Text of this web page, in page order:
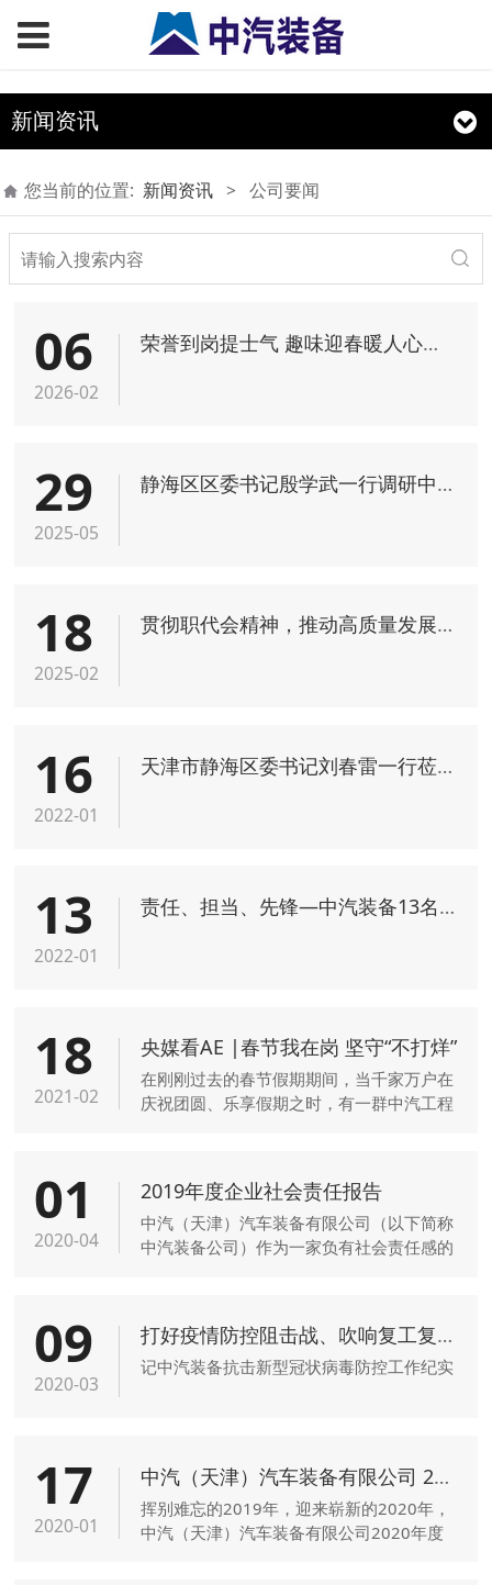
新闻资讯
您当前的位置: 新闻资讯 > 公司要闻
06
2026-02
荣誉到岗提士气 趣味迎春暖人心——中汽装备开展先进流动表彰及迎春互动活动
29
2025-05
静海区区委书记殷学武一行调研中汽装备
18
2025-02
贯彻职代会精神，推动高质量发展—中汽装备学习2025年职代会精神
16
2022-01
天津市静海区委书记刘春雷一行莅临中汽工程静海基地视察调研
13
2022-01
责任、担当、先锋—中汽装备13名党干志愿“大筛”一线
18
2021-02
央媒看AE |春节我在岗 坚守“不打烊”
在刚刚过去的春节假期期间，当千家万户在
庆祝团圆、乐享假期之时，有一群中汽工程
报道，以奋斗迎接新年，以坚守演绎出最美
的“敬业福”。
01
2020-04
2019年度企业社会责任报告
中汽（天津）汽车装备有限公司（以下简称
中汽装备公司）作为一家负有社会责任感的
企业与社会的和谐与可持续发展。
09
2020-03
打好疫情防控阻击战、吹响复工复产集结号
记中汽装备抗击新型冠状病毒防控工作纪实
17
2020-01
中汽（天津）汽车装备有限公司 2020年度企业年会（暨2019年度总结与表彰大会）圆满落幕
挥别难忘的2019年，迎来崭新的2020年，
中汽（天津）汽车装备有限公司2020年度